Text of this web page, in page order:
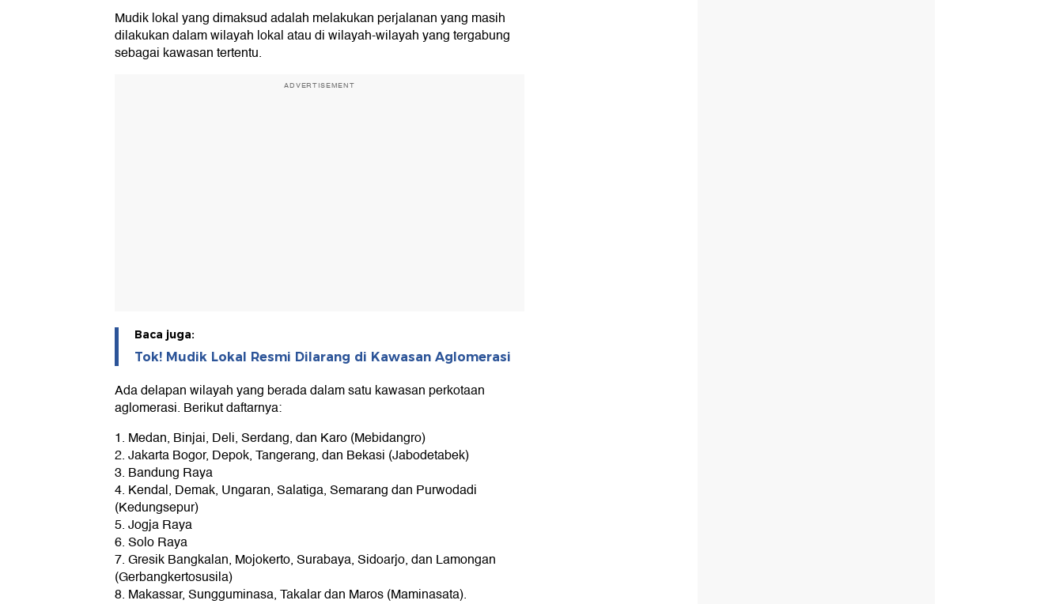
Mudik lokal yang dimaksud adalah melakukan perjalanan yang masih
dilakukan dalam wilayah lokal atau di wilayah-wilayah yang tergabung
sebagai kawasan tertentu.
ADVERTISEMENT
Baca juga:
Tok! Mudik Lokal Resmi Dilarang di Kawasan Aglomerasi
Ada delapan wilayah yang berada dalam satu kawasan perkotaan
aglomerasi. Berikut daftarnya:
1. Medan, Binjai, Deli, Serdang, dan Karo (Mebidangro)
2. Jakarta Bogor, Depok, Tangerang, dan Bekasi (Jabodetabek)
3. Bandung Raya
4. Kendal, Demak, Ungaran, Salatiga, Semarang dan Purwodadi
(Kedungsepur)
5. Jogja Raya
6. Solo Raya
7. Gresik Bangkalan, Mojokerto, Surabaya, Sidoarjo, dan Lamongan
(Gerbangkertosusila)
8. Makassar, Sungguminasa, Takalar dan Maros (Maminasata).